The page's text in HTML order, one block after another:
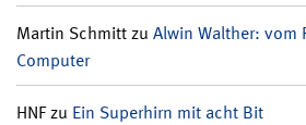
Martin Schmittzu Alwin Walther: vom
Computer
HNFzu Ein Superhirn mit acht Bit